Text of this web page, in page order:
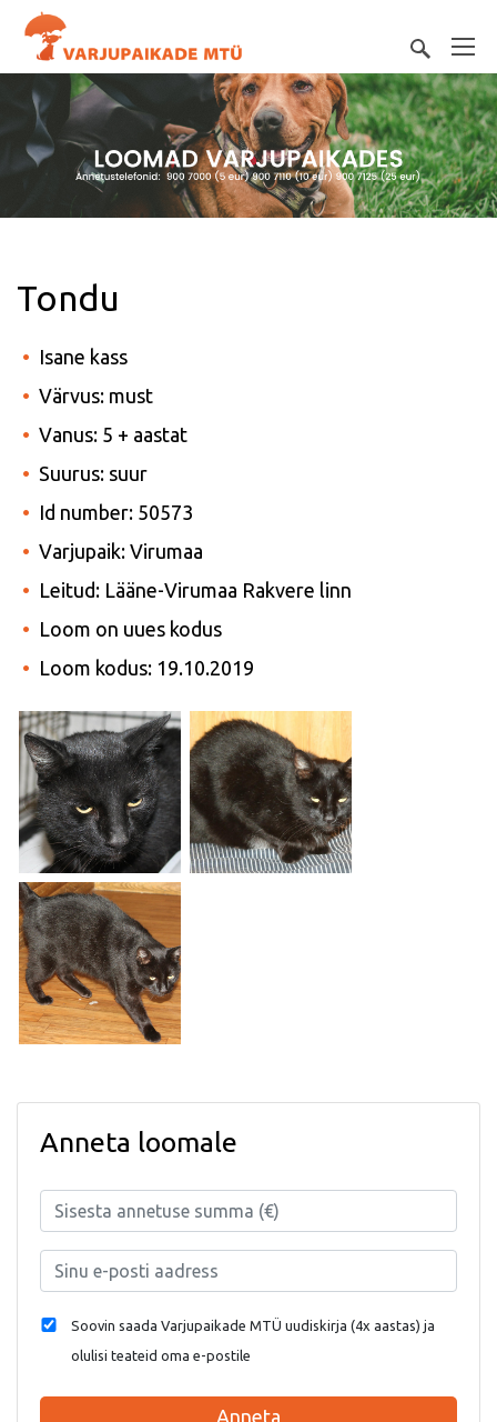
Tondu
Isane kass
Värvus: must
Vanus: 5 + aastat
Suurus: suur
Id number: 50573
Varjupaik: Virumaa
Leitud: Lääne-Virumaa Rakvere linn
Loom on uues kodus
Loom kodus: 19.10.2019
Anneta loomale
Soovin saada Varjupaikade MTÜ uudiskirja (4x aastas) ja
olulisi teateid oma e-postile
Anneta